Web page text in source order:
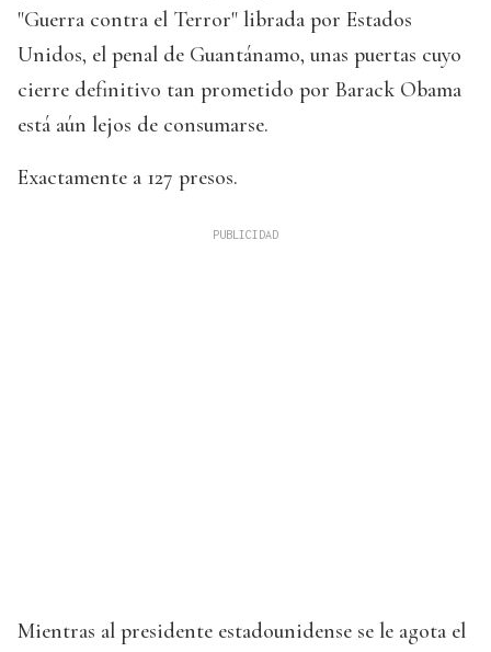
"Guerra contra el Terror" librada por Estados
Unidos, el penal de Guantánamo, unas puertas cuyo
cierre definitivo tan prometido por Barack Obama
está aún lejos de consumarse.
Exactamente a 127 presos.
Mientras al presidente estadounidense se le agota el